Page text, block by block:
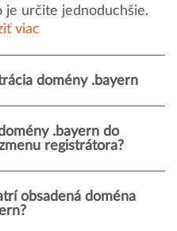
určite jednoduchšie.
viac
domény .bayern
.bayern do
registrátora?
obsadená doména